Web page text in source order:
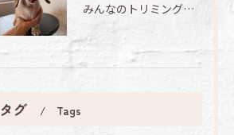
みんなのトリミング日記🌟
タグ Tags